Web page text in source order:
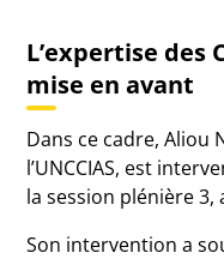
L’expertise des
mise en avant
Dans ce cadre,Aliou
l’UNCCIAS, est
la session plénière 3,
Son intervention a